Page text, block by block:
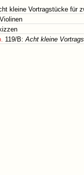
kleine Vortragstücke für
119/B:Acht kleine